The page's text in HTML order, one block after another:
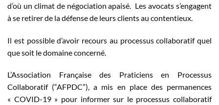
d’où un climat de négociation apaisé. Les avocats s’engagent
à se retirer de la défense de leurs clients au contentieux.
Il est possible d’avoir recours au processus collaboratif quel
que soit le domaine concerné.
L’Association Française des Praticiens en Processus
Collaboratif (“AFPDC”), a mis en place des permanences
« COVID-19 » pour informer sur le processus collaboratif